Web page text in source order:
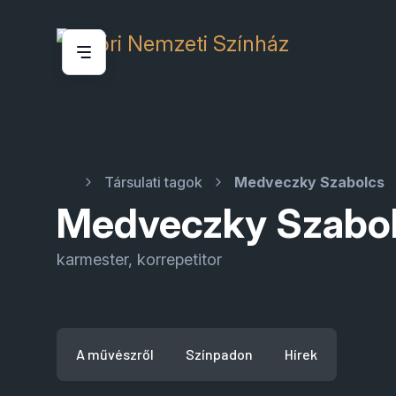
Társulati tagok Medveczky Szabolcs
Medveczky
karmester, korrepetitor
A művészről Színpadon Hírek